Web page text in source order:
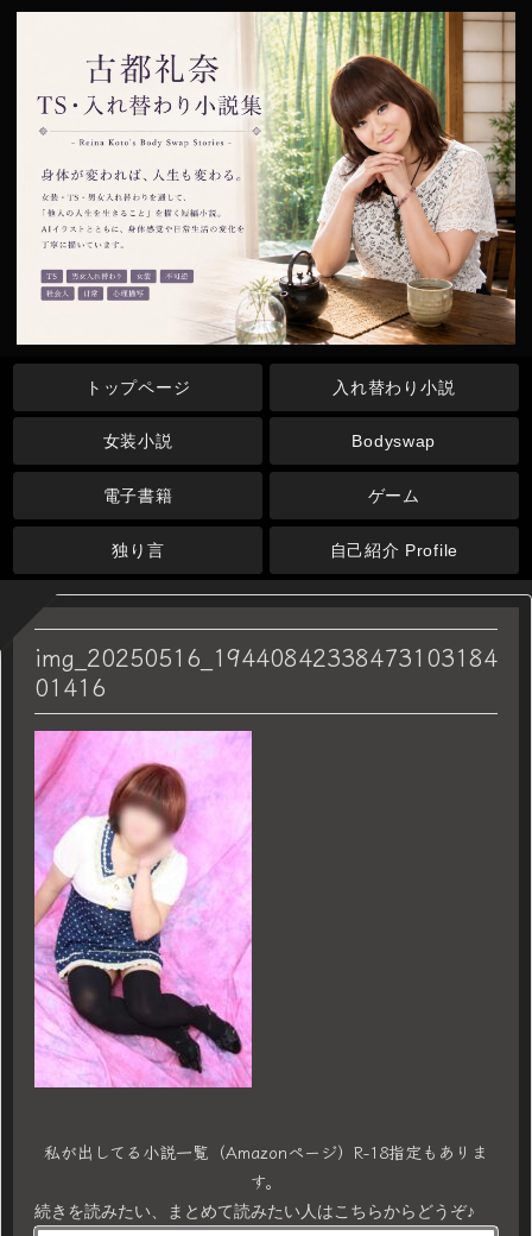
トップページ 入れ替わり小説
女装小説 Bodyswap
電子書籍 ゲーム
独り言 自己紹介 Profile
img_20250516_19440842338473103184
01416
私が出してる小説一覧（Amazonページ）R-18指定もありま
す。
続きを読みたい、まとめて読みたい人はこちらからどうぞ♪